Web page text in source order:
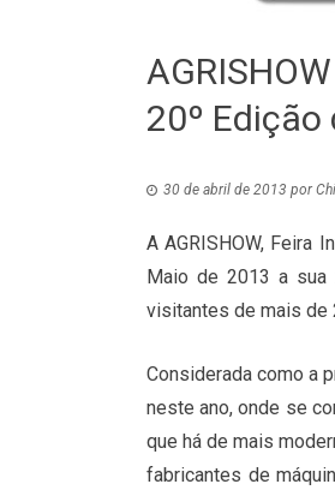
20º Edição
30 de abril de 2013 por
A AGRISHOW, Feira
Maio de 2013 a sua
visitantes de mais de
Considerada como a
neste ano, onde se
que há de mais
fabricantes de